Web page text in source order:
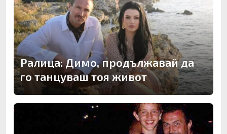
Ралица: Димо, продължавай да
го танцуваш тоя живот